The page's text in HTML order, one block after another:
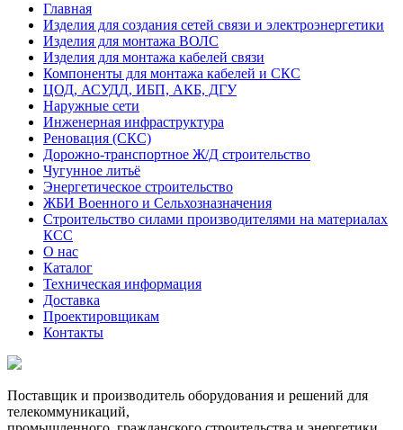
Главная
Изделия для создания сетей связи и электроэнергетики
Изделия для монтажа ВОЛС
Изделия для монтажа кабелей связи
Компоненты для монтажа кабелей и СКС
ЦОД, АСУДД, ИБП, АКБ, ДГУ
Наружные сети
Инженерная инфраструктура
Реновация (СКС)
Дорожно-транспортное Ж/Д строительство
Чугунное литьё
Энергетическое строительство
ЖБИ Военного и Сельхозназначения
Строительство силами производителями на материалах
КСС
О нас
Каталог
Техническая информация
Доставка
Проектировщикам
Контакты
Поставщик и производитель оборудования и решений для
телекоммуникаций,